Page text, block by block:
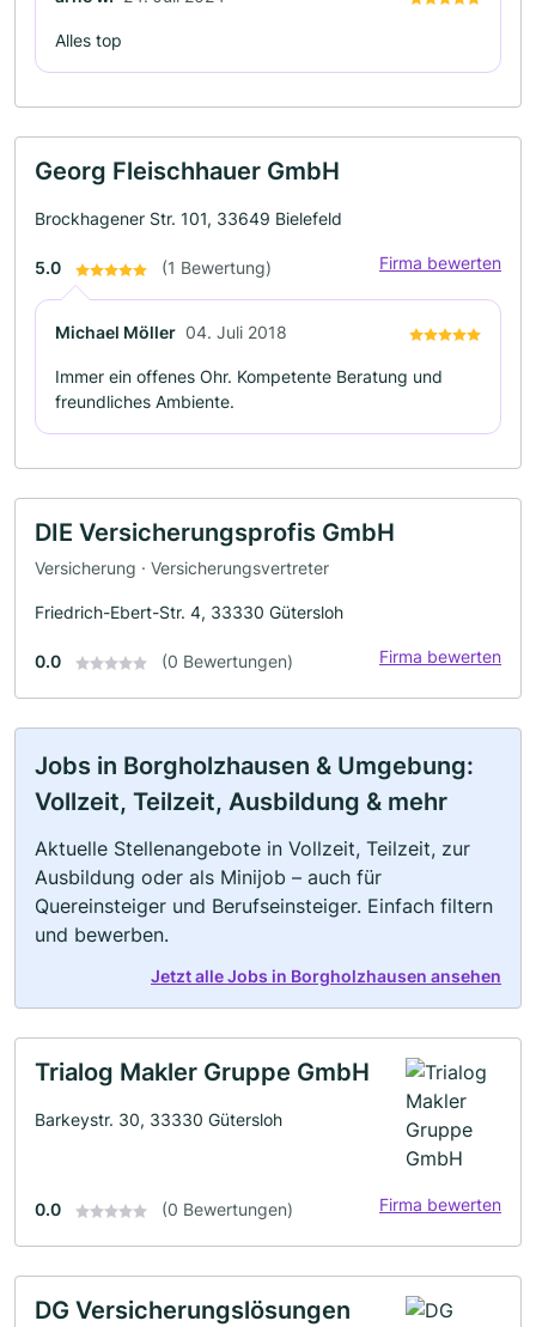
Alles top
Georg Fleischhauer GmbH
Brockhagener Str. 101, 33649 Bielefeld
5.0 (1 Bewertung) Firma bewerten
Michael Möller 04. Juli 2018
Immer ein offenes Ohr. Kompetente Beratung und
freundliches Ambiente.
DIE Versicherungsprofis GmbH
Versicherung · Versicherungsvertreter
Friedrich-Ebert-Str. 4, 33330 Gütersloh
0.0 (0 Bewertungen) Firma bewerten
Jobs in Borgholzhausen & Umgebung:
Vollzeit, Teilzeit, Ausbildung & mehr
Aktuelle Stellenangebote in Vollzeit, Teilzeit, zur
Ausbildung oder als Minijob – auch für
Quereinsteiger und Berufseinsteiger. Einfach filtern
und bewerben.
Jetzt alle Jobs in Borgholzhausen ansehen
Trialog Makler Gruppe GmbH
Barkeystr. 30, 33330 Gütersloh
0.0 (0 Bewertungen) Firma bewerten
DG Versicherungslösungen